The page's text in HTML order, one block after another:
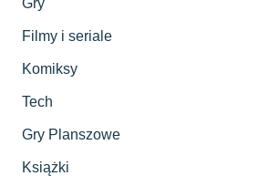
Gry
Filmy i seriale
Komiksy
Tech
Gry Planszowe
Książki